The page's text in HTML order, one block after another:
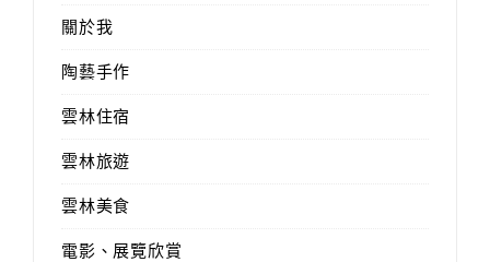
關於我
陶藝手作
雲林住宿
雲林旅遊
雲林美食
電影、展覽欣賞